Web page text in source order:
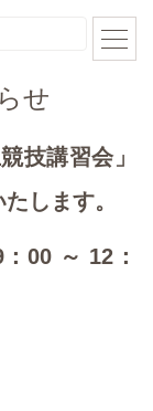
せ
技講習会」
します。
00 ～ 12：